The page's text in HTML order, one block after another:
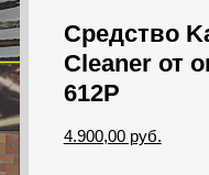
Средство
Cleaner от
612P
4.900,00 руб.